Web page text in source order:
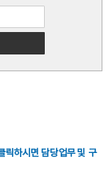
릭하시면 담당업무 및 구